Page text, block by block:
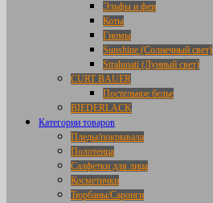
Эльфы и феи
Коты
Гномы
Sunshine (Солнечный свет)
Stralunati (Лунный свет)
CURT BAUER
Постельное белье
BIEDERLACK
Категории товаров
Пледы/покрывала
Полотенца
Салфетки для лица
Косметички
Тюрбаны/Саронги